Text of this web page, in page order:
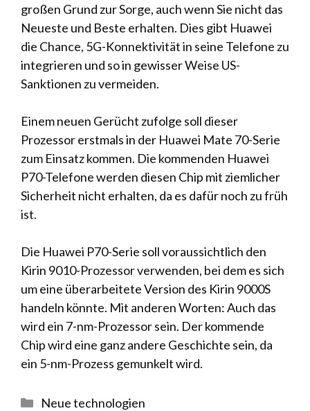
großen Grund zur Sorge, auch wenn Sie nicht das
Neueste und Beste erhalten. Dies gibt Huawei
die Chance, 5G-Konnektivität in seine Telefone zu
integrieren und so in gewisser Weise US-
Sanktionen zu vermeiden.
Einem neuen Gerücht zufolge soll dieser
Prozessor erstmals in der Huawei Mate 70-Serie
zum Einsatz kommen. Die kommenden Huawei
P70-Telefone werden diesen Chip mit ziemlicher
Sicherheit nicht erhalten, da es dafür noch zu früh
ist.
Die Huawei P70-Serie soll voraussichtlich den
Kirin 9010-Prozessor verwenden, bei dem es sich
um eine überarbeitete Version des Kirin 9000S
handeln könnte. Mit anderen Worten: Auch das
wird ein 7-nm-Prozessor sein. Der kommende
Chip wird eine ganz andere Geschichte sein, da
ein 5-nm-Prozess gemunkelt wird.
Kategorien
Neue technologien